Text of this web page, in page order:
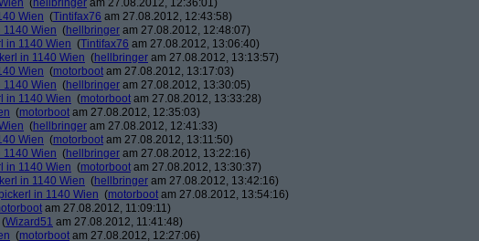
(hellbringer am 27.08.2012, 12:36:01)
Wien (Tintifax76 am 27.08.2012, 12:43:58)
1140 Wien (hellbringer am 27.08.2012, 12:48:07)
in 1140 Wien (Tintifax76 am 27.08.2012, 13:06:40)
in 1140 Wien (hellbringer am 27.08.2012, 13:13:57)
Wien (motorboot am 27.08.2012, 13:17:03)
1140 Wien (hellbringer am 27.08.2012, 13:30:05)
in 1140 Wien (motorboot am 27.08.2012, 13:33:28)
(motorboot am 27.08.2012, 12:35:03)
(hellbringer am 27.08.2012, 12:41:33)
Wien (motorboot am 27.08.2012, 13:11:50)
1140 Wien (hellbringer am 27.08.2012, 13:22:16)
in 1140 Wien (motorboot am 27.08.2012, 13:30:37)
in 1140 Wien (hellbringer am 27.08.2012, 13:42:16)
in 1140 Wien (motorboot am 27.08.2012, 13:54:16)
am 27.08.2012, 11:09:11)
(Wizard51 am 27.08.2012, 11:41:48)
(motorboot am 27.08.2012, 12:27:06)